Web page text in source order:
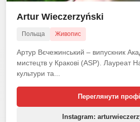
Artur Wieczerzyński
Польща Живопис
Артур Вєчежинський – випускник
мистецтв у Кракові (ASP). Лауреат
культури та...
Переглянути
Instagram: